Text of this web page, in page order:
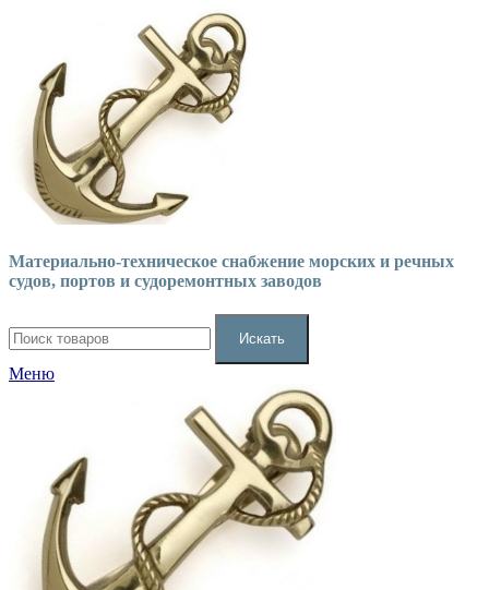
Материально-техническое снабжение морских и речных
судов, портов и судоремонтных заводов
Искать
Меню